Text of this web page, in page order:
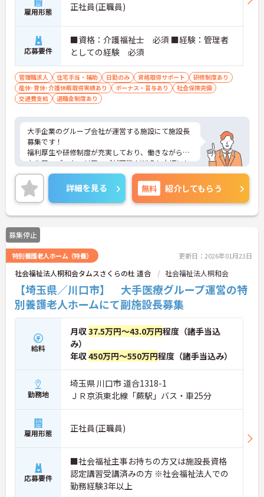
雇用形態 正社員(正職員)
応募要件
■資格：介護福祉士 必須 ■経験：管理者
としての経験 必須
管理職求人 住宅手当・補助 日勤のみ 資格取得サポート
研修制度あり
産休･育休･介護休暇取得実績あり
ボーナス・賞与あり
社会保険完備
交通費支給
退職金制度あり
大手企業のグループ会社が運営する施設にて施設長
募集です！
福利厚生や研修制度が充実しており、働きながらス
キルアップ・キャリアップが可能！WLBも大切にし
ていますので、長く働きやすい環境が整っていま
す。
ご興味ある方には、面接対策ポイントなど、さらに
詳細をお話しいたしますのでお気軽にご相談くださ
い！
詳細を見る 無料 紹介してもらう
募集停止
特別養護老人ホーム（特養） 更新日：2026年01月23日
社会福祉法人桐和会タムスさくらの杜 道合 社会福祉法人桐和会
【埼玉県／川口市】 大手医療グループ運営の特
別養護老人ホームにて副施設長募集
給料
月収37.5万円～43.0万円程度（諸手当込
み）
年収450万円～550万円程度（諸手当込み）
勤務地
埼玉県 川口市 道合1318-1
ＪＲ京浜東北線「蕨駅」バス・車25分
雇用形態 正社員(正職員)
応募要件
■社会福祉主事お持ちの方又は施設長資格
認定講習受講済みの方 ※社会福祉法人での
勤務経験3年以上